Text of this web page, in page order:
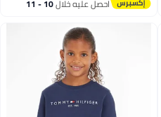
احصل عليه خلال 10 - 11